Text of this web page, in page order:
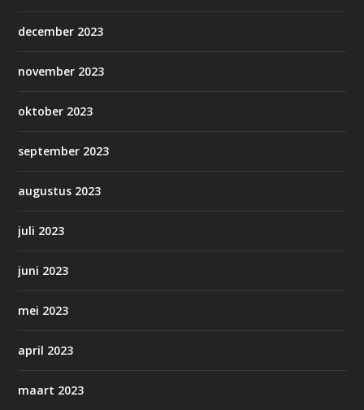
december 2023
november 2023
oktober 2023
september 2023
augustus 2023
juli 2023
juni 2023
mei 2023
april 2023
maart 2023